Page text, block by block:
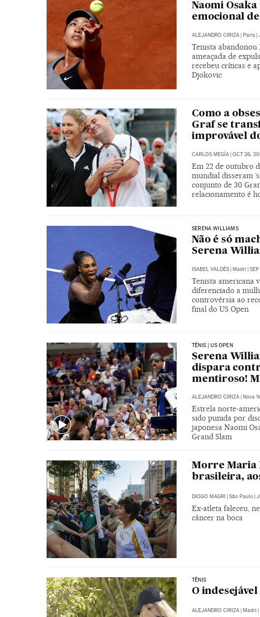
Naomi
emocional
ALEJANDRO CIRIZA | Paris |
Tenista
ameaçada de
recebeu críticas e
Djokovic
Como a
Graf se
improvável
CARLOS MEGÍA | OCT 26,
Em 22 de outubro
mundial disseram
conjunto de 30
relacionamento é
SERENA WILLIAMS
Não é só
Serena
ISABEL VALDÉS | Madri |
Tenista americana
diferenciado a
controvérsia ao
final do US Open
TÊNIS | US OPEN
Serena
dispara
mentiroso!
ALEJANDRO CIRIZA | Nova
Estrela norte-
sido punida por
japonesa Naomi
Grand Slam
Morre Maria
brasileira,
DIOGO MAGRI | São Paulo |
Ex-atleta faleceu,
câncer na boca
TÊNIS
O
ALEJANDRO CIRIZA Madri